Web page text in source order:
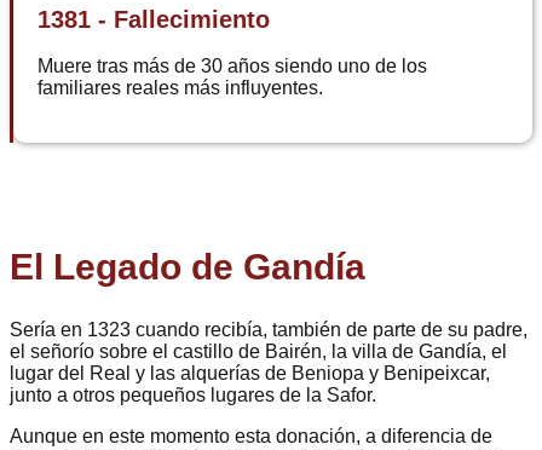
1381 - Fallecimiento
Muere tras más de 30 años siendo uno de los
familiares reales más influyentes.
El Legado de Gandía
Sería en 1323 cuando recibía, también de parte de su padre,
el señorío sobre el castillo de Bairén, la villa de Gandía, el
lugar del Real y las alquerías de Beniopa y Benipeixcar,
junto a otros pequeños lugares de la Safor.
Aunque en este momento esta donación, a diferencia de